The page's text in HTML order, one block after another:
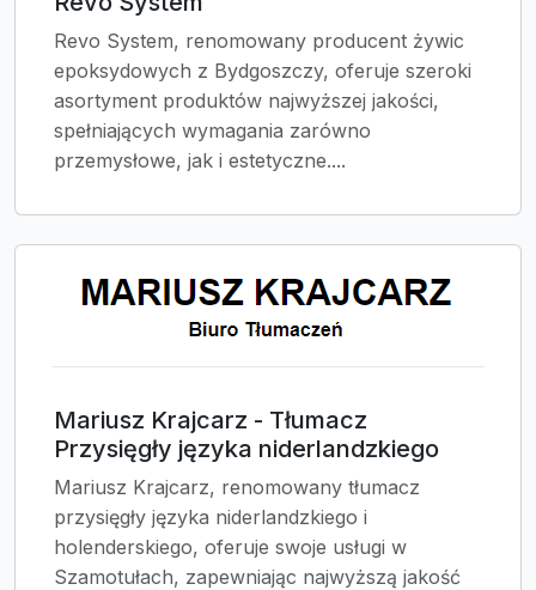
Revo System, renomowany producent żywic
epoksydowych z Bydgoszczy, oferuje szeroki
asortyment produktów najwyższej jakości,
spełniających wymagania zarówno
przemysłowe, jak i estetyczne....
Mariusz Krajcarz - Tłumacz
Przysięgły języka niderlandzkiego
Mariusz Krajcarz, renomowany tłumacz
przysięgły języka niderlandzkiego i
holenderskiego, oferuje swoje usługi w
Szamotułach, zapewniając najwyższą jakość